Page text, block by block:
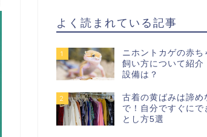
よく読まれている記事
1
ニホントカゲの赤ち
飼い方について紹介
設備は？
2
古着の黄ばみは諦め
で！自分ですぐにで
とし方5選